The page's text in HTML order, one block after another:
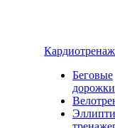
Беговые
дорожки